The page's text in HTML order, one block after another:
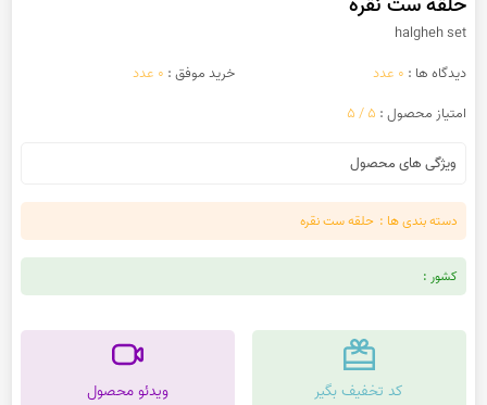
halgheh set
دیدگاه ها : 0 عدد خرید موفق : 0 عدد
امتیاز محصول : 5 / 5
ویژگی های محصول
دسته بندی ها : حلقه ست نقره
کشور :
کد تخفیف بگیر ویدئو محصول